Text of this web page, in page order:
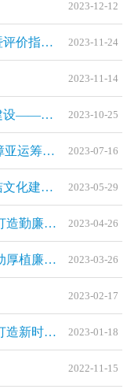
2023-12-12
全省清廉社会组织建设现场推进会暨评价指标发布会在杭州召开 2023-11-24
2023-11-14
各地区各部门加强新时代廉洁文化建设——弘扬新风正气 推动崇廉拒腐 2023-10-25
浙江省纪委监委紧扣“国之大者” 保障亚运筹办廉洁高效 2023-07-16
浙江探索具有鲜明特色的新时代廉洁文化建设让清风正气充盈共富之路 2023-05-29
浙江召开清廉浙江建设现场推进会 打造勤廉并重的新时代清廉建设高地 2023-04-26
浙江宁波统筹推进阵地建设 上下联动厚植廉洁文化土壤 2023-03-26
2023-02-17
全面贯彻落实党的二十大精神 奋力打造新时代清廉建设高地——2022年我省持续推进新时代纪检监察工作高质量发展综述 2023-01-18
2022-11-15